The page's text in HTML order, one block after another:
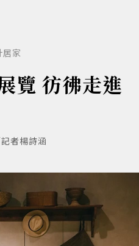
居家
覽 彷彿走進
者楊詩涵